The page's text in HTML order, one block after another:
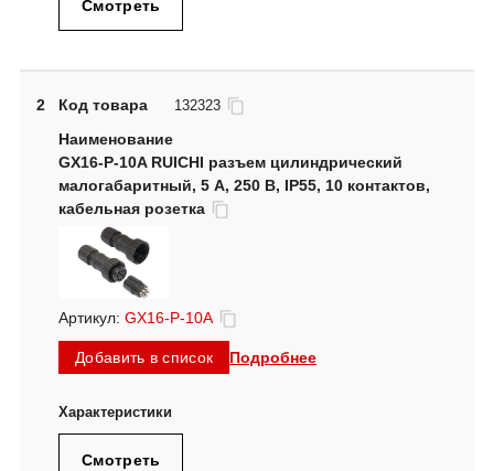
Смотреть
2 Код товара 132323
GX16-P-10A RUICHI разъем цилиндрический
малогабаритный, 5 А, 250 В, IP55, 10 контактов,
кабельная розетка
Артикул: GX16-P-10A
Добавить в список Подробнее
Смотреть